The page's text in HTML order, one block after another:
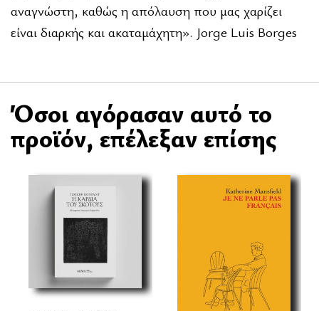
αναγνώστη, καθώς η απόλαυση που μας χαρίζει
είναι διαρκής και ακαταμάχητη». Jorge Luis Borges
Όσοι αγόρασαν αυτό το
προϊόν, επέλεξαν επίσης